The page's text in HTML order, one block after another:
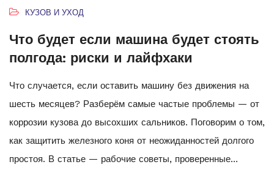
КУЗОВ И УХОД
Что будет если машина будет стоять
полгода: риски и лайфхаки
Что случается, если оставить машину без движения на
шесть месяцев? Разберём самые частые проблемы — от
коррозии кузова до высохших сальников. Поговорим о том,
как защитить железного коня от неожиданностей долгого
простоя. В статье — рабочие советы, проверенные